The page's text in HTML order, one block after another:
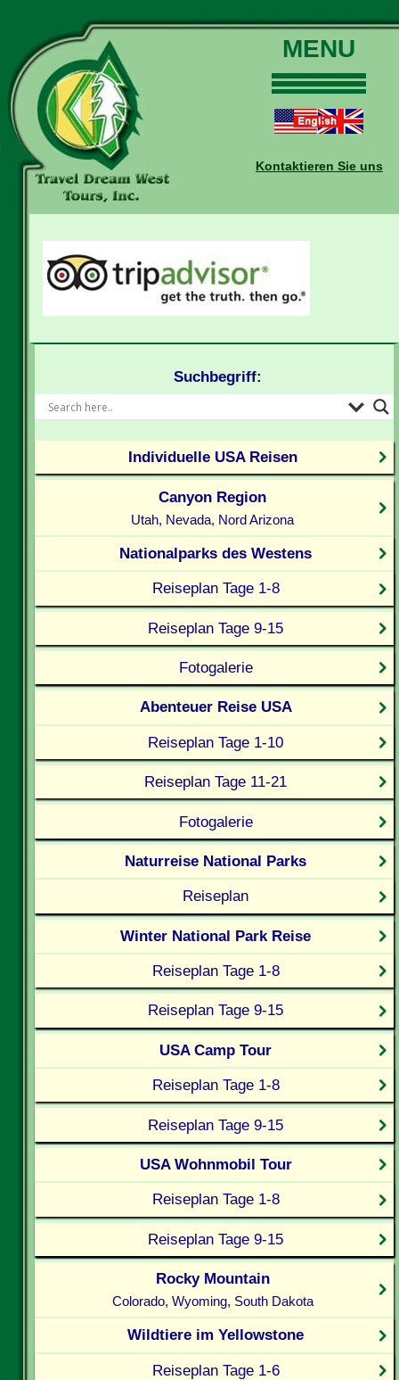
MENU
Touren
Daten und Preise
Buchungen
Auskünfte
Kontakt
Reise-Blog
Kontaktieren Sie uns
Suchbegriff:
Individuelle USA Reisen
Canyon Region
Utah, Nevada, Nord Arizona
Nationalparks des Westens
Reiseplan Tage 1-8
Reiseplan Tage 9-15
Fotogalerie
Abenteuer Reise USA
Reiseplan Tage 1-10
Reiseplan Tage 11-21
Fotogalerie
Naturreise National Parks
Reiseplan
Winter National Park Reise
Reiseplan Tage 1-8
Reiseplan Tage 9-15
USA Camp Tour
Reiseplan Tage 1-8
Reiseplan Tage 9-15
USA Wohnmobil Tour
Reiseplan Tage 1-8
Reiseplan Tage 9-15
Rocky Mountain
Colorado, Wyoming, South Dakota
Wildtiere im Yellowstone
Reiseplan Tage 1-6